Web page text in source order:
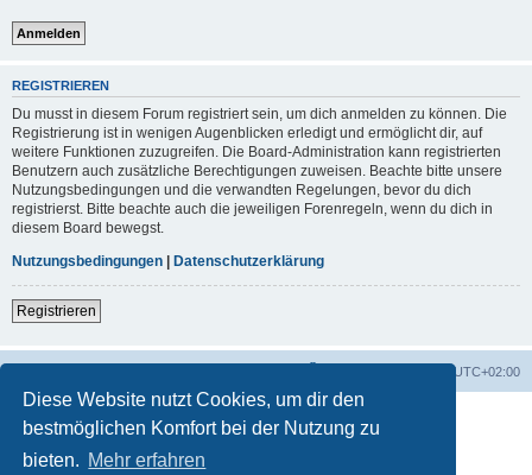
Diese Website nutzt Cookies, um dir den
bestmöglichen Komfort bei der Nutzung zu
bieten. Mehr erfahren
REGISTRIEREN
Du musst in diesem Forum registriert sein, um dich anmelden zu können. Die
Registrierung ist in wenigen Augenblicken erledigt und ermöglicht dir, auf
weitere Funktionen zuzugreifen. Die Board-Administration kann registrierten
Benutzern auch zusätzliche Berechtigungen zuweisen. Beachte bitte unsere
Nutzungsbedingungen und die verwandten Regelungen, bevor du dich
registrierst. Bitte beachte auch die jeweiligen Forenregeln, wenn du dich in
diesem Board bewegst.
Nutzungsbedingungen | Datenschutzerklärung
Registrieren
UTC+02:00